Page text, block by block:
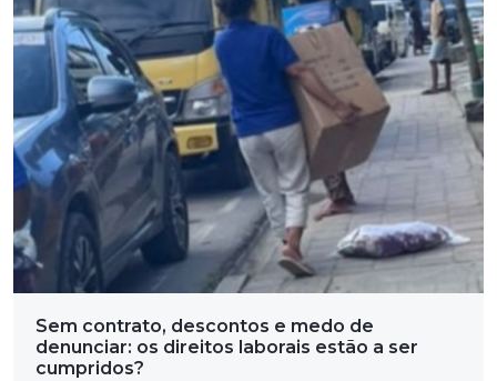
Sem contrato, descontos e medo de
denunciar: os direitos laborais estão a ser
cumpridos?